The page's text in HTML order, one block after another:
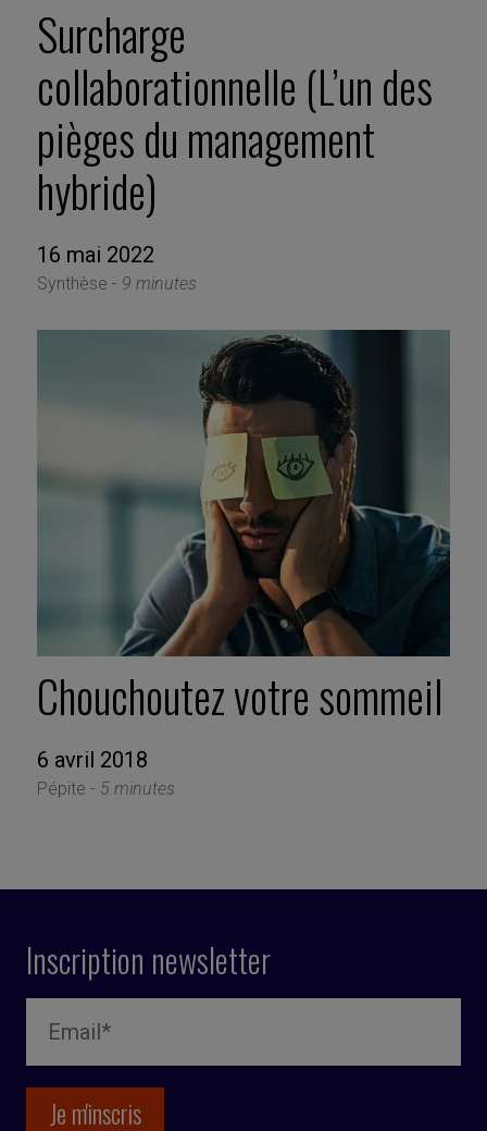
Surcharge
collaborationnelle (L’un des
pièges du management
hybride)
16 mai 2022
Synthèse - 9 minutes
Chouchoutez votre sommeil
6 avril 2018
Pépite - 5 minutes
Inscription newsletter